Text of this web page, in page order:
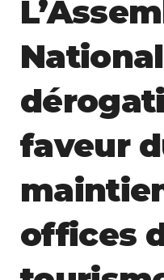
faveur
offices